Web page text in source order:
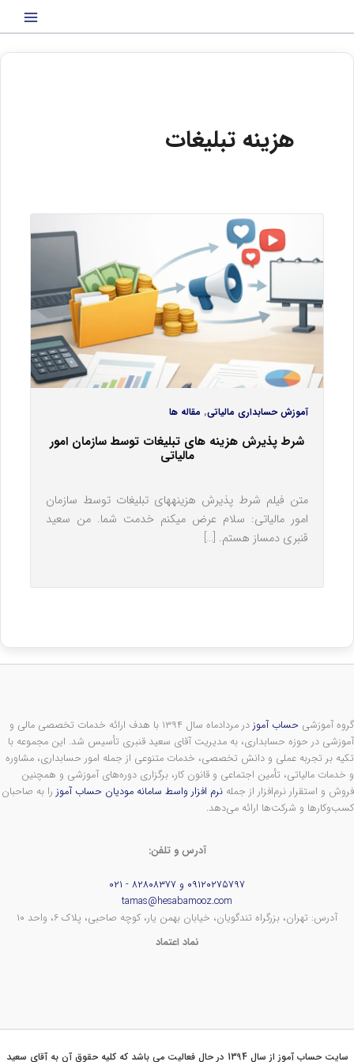
هزینه تبلیغات
آموزش حسابداری مالیاتی, مقاله ها
شرط پذیرش هزینه های تبلیغات توسط سازمان امور
مالیاتی
متن فیلم شرط پذیرش هزینه‎های تبلیغات توسط سازمان
امور مالیاتی: سلام عرض می‎کنم خدمت شما. من سعید
قنبری دمساز هستم. […]
گروه آموزشی حساب آموز
در مردادماه سال ۱۳۹۴ با هدف ارائه خدمات تخصصی مالی و
آموزشی در حوزه حسابداری، به مدیریت آقای سعید قنبری تأسیس شد. این مجموعه با
تکیه بر تجربه عملی و دانش تخصصی، خدمات متنوعی از جمله امور حسابداری، مشاوره
و خدمات مالیاتی، تأمین اجتماعی و قانون کار، برگزاری دوره‌های آموزشی و همچنین
فروش و استقرار نرم‌افزار از جمله نرم افزار واسط سامانه مودیان حساب آموزرا به صاحبان
کسب‌وکارها و شرکت‌ها ارائه می‌دهد.
آدرس و تلفن:
۰۹۱۲۰۲۷۵۷۹۷ و ۸۲۸۰۸۳۷۷ - ۰۲۱
tamas@hesabamooz.com
آدرس: تهران، بزرگراه تندگویان، خیابان بهمن یار، کوچه صاحبی، پلاک ۶، واحد ۱۰
نماد اعتماد
سایت حساب آموز از سال 1394 در حال فعالیت می باشد که کلیه حقوق آن به آقای سعید